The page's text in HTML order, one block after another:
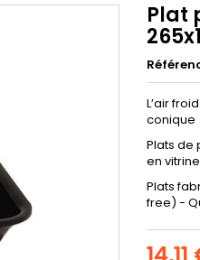
Plat
L’air
conique
Plats de
en
Plats
free) -